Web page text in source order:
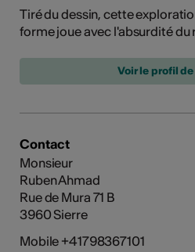
Tiré du dessin, cette
forme joue avec l'absurdité du
Voir le profil
Contact
Monsieur
Ruben Ahmad
Rue de Mura 71 B
3960 Sierre
Mobile +41798367101